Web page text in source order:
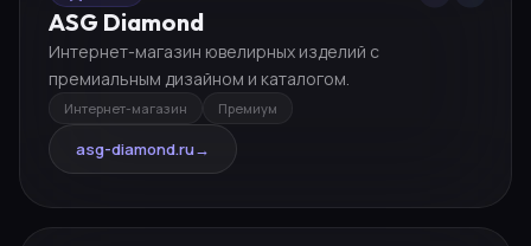
ASG Diamond
Интернет-магазин ювелирных изделий с
премиальным дизайном и каталогом.
Интернет-магазин Премиум
asg-diamond.ru→